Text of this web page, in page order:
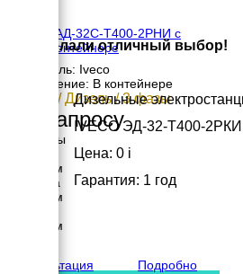
IVECO АД-32С-Т400-2РНИ с
АВР в контейнере
Двигатель: Iveco
Исполнение: В контейнере
32 кВт / Дизель / 3 фазы
По запросу
Размеры
2500 мм
Ширина
1200 мм
1500 мм
Консультация
Подробно
Вы сделали отличный выбор!
Дизельные
IVECO ЭД-32-Т400-
Цена: 0 i
Гарантия: 1 год